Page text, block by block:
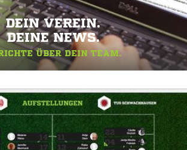
DEIN VEREIN.
DEINE NEWS.
ÜBER DEIN TEAM.